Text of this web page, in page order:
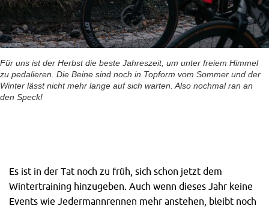
Für uns ist der Herbst die beste Jahreszeit, um unter freiem Himmel
zu pedalieren. Die Beine sind noch in Topform vom Sommer und der
Winter lässt nicht mehr lange auf sich warten. Also nochmal ran an
den Speck!
Es ist in der Tat noch zu früh, sich schon jetzt dem
Wintertraining hinzugeben. Auch wenn dieses Jahr keine
Events wie Jedermannrennen mehr anstehen, bleibt noch